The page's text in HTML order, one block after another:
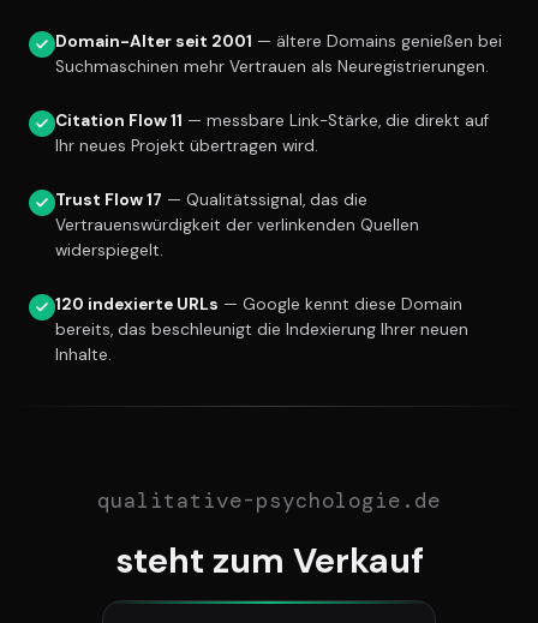
Domain-Alter seit 2001 — ältere Domains genießen bei
Suchmaschinen mehr Vertrauen als Neuregistrierungen.
Citation Flow 11 — messbare Link-Stärke, die direkt auf
Ihr neues Projekt übertragen wird.
Trust Flow 17 — Qualitätssignal, das die
Vertrauenswürdigkeit der verlinkenden Quellen
widerspiegelt.
120 indexierte URLs — Google kennt diese Domain
bereits, das beschleunigt die Indexierung Ihrer neuen
Inhalte.
qualitative-psychologie.de
steht zum Verkauf